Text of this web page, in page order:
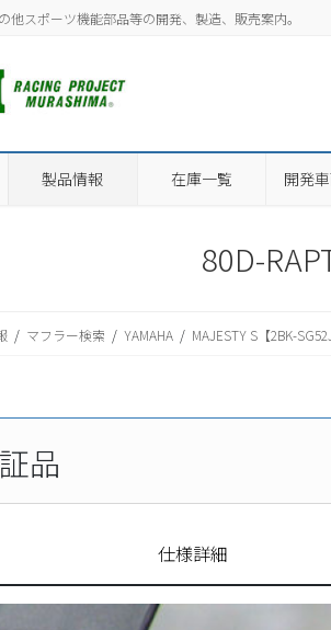
他スポーツ機能部品等の開発、製造、販売案内。
製品情報 在庫一覧 開発
80D-
マフラー検索 YAMAHA MAJESTY S【2BK-
品
仕様詳細